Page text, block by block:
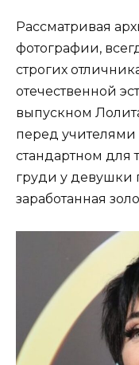
Рассматривая
фотографии,
строгих
отечественной
выпускном
перед
стандартном для
груди у девушки
заработанная